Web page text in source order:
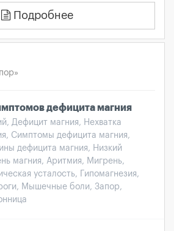
Подробнее
дефицита магния
Дефицит магния, Нехватка
Симптомы дефицита магния,
дефицита магния, Низкий
магния, Аритмия, Мигрень,
усталость, Гипомагнезия,
Мышечные боли, Запор,